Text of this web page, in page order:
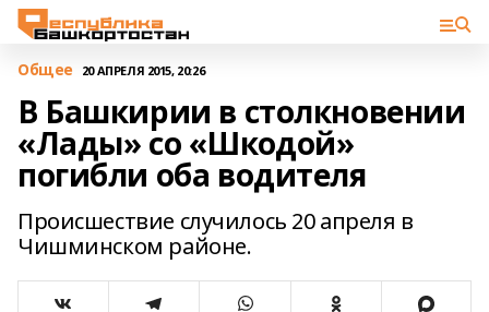
Общее 20 АПРЕЛЯ 2015, 20:26
В Башкирии в столкновении
«Лады» со «Шкодой»
погибли оба водителя
Происшествие случилось 20 апреля в
Чишминском районе.